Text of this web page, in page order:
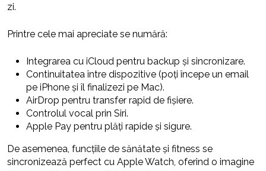
zi.
Printre cele mai apreciate se numără:
Integrarea cu iCloud pentru backup și sincronizare.
Continuitatea între dispozitive (poți începe un email
pe iPhone și îl finalizezi pe Mac).
AirDrop pentru transfer rapid de fișiere.
Controlul vocal prin Siri.
Apple Pay pentru plăți rapide și sigure.
De asemenea, funcțiile de sănătate și fitness se
sincronizează perfect cu Apple Watch, oferind o imagine